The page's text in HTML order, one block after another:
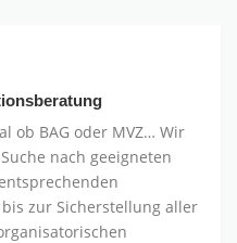
ob BAG oder MVZ… Wir
nach geeigneten
zur Sicherstellung aller